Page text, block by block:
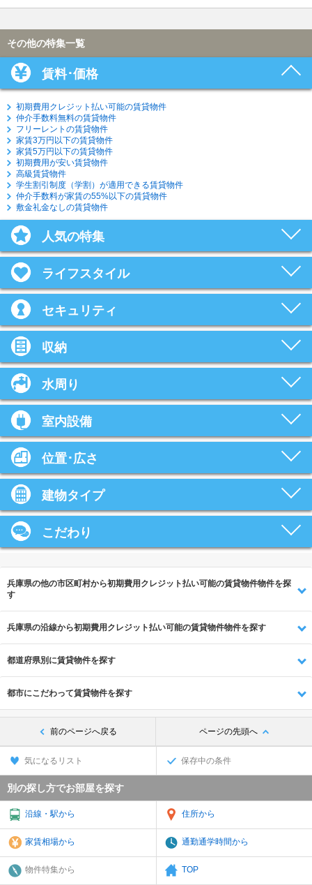
その他の特集一覧
賃料･価格
初期費用クレジット払い可能の賃貸物件
仲介手数料無料の賃貸物件
フリーレントの賃貸物件
家賃3万円以下の賃貸物件
家賃5万円以下の賃貸物件
初期費用が安い賃貸物件
高級賃貸物件
学生割引制度（学割）が適用できる賃貸物件
仲介手数料が家賃の55%以下の賃貸物件
敷金礼金なしの賃貸物件
人気の特集
ライフスタイル
セキュリティ
収納
水周り
室内設備
位置･広さ
建物タイプ
こだわり
兵庫県の他の市区町村から初期費用クレジット払い可能の賃貸物件物件を探
す
兵庫県の沿線から初期費用クレジット払い可能の賃貸物件物件を探す
都道府県別に賃貸物件を探す
都市にこだわって賃貸物件を探す
前のページへ戻る ページの先頭へ
気になるリスト 保存中の条件
別の探し方でお部屋を探す
沿線・駅から 住所から
家賃相場から 通勤通学時間から
物件特集から TOP